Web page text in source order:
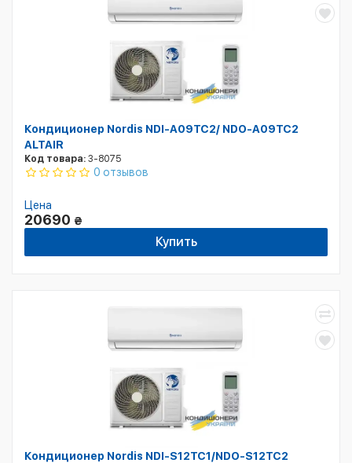
Кондиционер Nordis NDI-A09TC2/ NDO-A09TC2
ALTAIR
Код товара: 3-8075
0 отзывов
Цена
20690 ₴
Купить
Кондиционер Nordis NDI-S12TC1/NDO-S12TC2